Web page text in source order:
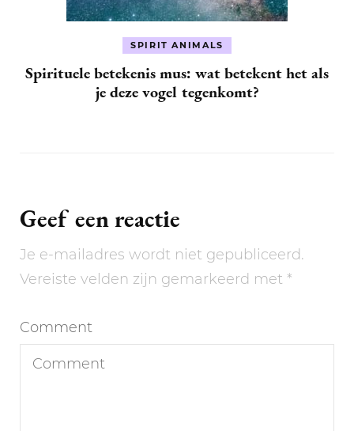
SPIRIT ANIMALS
Spirituele betekenis mus: wat betekent het als
je deze vogel tegenkomt?
Geef een reactie
Je e-mailadres wordt niet gepubliceerd.
Vereiste velden zijn gemarkeerd met *
Comment